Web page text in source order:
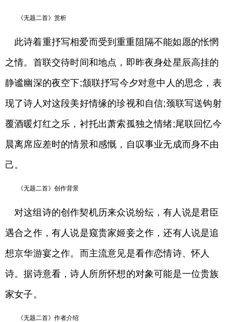
《无题二首》赏析
此诗着重抒写相爱而受到重重阻隔不能如愿的怅惘
之情。首联交待时间和地点，即昨夜身处星辰高挂的
静谧幽深的夜空下;颔联抒写今夕对意中人的思念，表
现了诗人对这段美好情缘的珍视和自信;颈联写送钩射
覆酒暖灯红之乐，衬托出萧索孤独之情绪;尾联回忆今
晨离席应差时的情景和感慨，自叹事业无成而身不由
己。
《无题二首》创作背景
对这组诗的创作契机历来众说纷纭，有人说是君臣
遇合之作，有人说是窥贵家姬妾之作，还有人说是追
想京华游宴之作。而主流意见是看作恋情诗、怀人
诗。据诗意看，诗人所所怀想的对象可能是一位贵族
家女子。
《无题二首》作者介绍